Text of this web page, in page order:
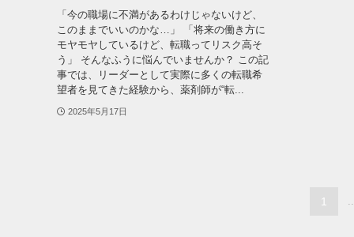
「今の職場に不満があるわけじゃないけど、
このままでいいのかな…」 「将来の働き方に
モヤモヤしているけど、転職ってリスク高そ
う」 そんなふうに悩んでいませんか？ この記
事では、リーダーとして実際に多くの転職希
望者を見てきた経験から、薬剤師が“転...
2025年5月17日
1